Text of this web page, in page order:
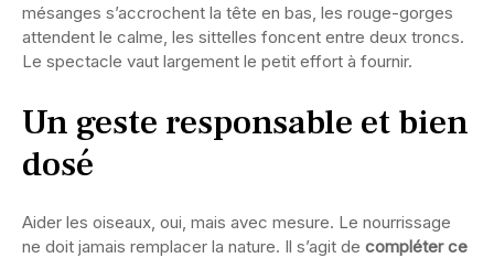
mésanges s’accrochent la tête en bas, les rouge-gorges
attendent le calme, les sittelles foncent entre deux troncs.
Le spectacle vaut largement le petit effort à fournir.
Un geste responsable et bien
dosé
Aider les oiseaux, oui, mais avec mesure. Le nourrissage
ne doit jamais remplacer la nature. Il s’agit de compléter ce